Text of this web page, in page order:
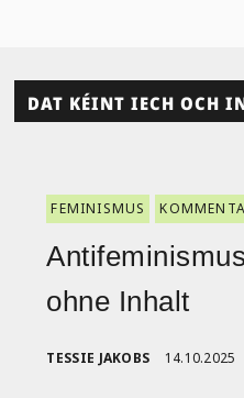
DAT KÉINT IECH OCH
FEMINISMUS
ohne Inhalt
TESSIE JAKOBS 14.10.2025